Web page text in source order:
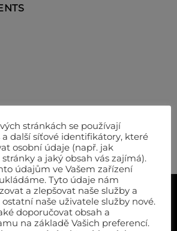
O NÁKUPU
Doprava a platba
stránkách se používají
a další síťové identifikátory, které
osobní údaje (např. jak
a jaký obsah vás zajímá).
údajům ve Vašem zařízení
Tyto údaje nám
a zlepšovat naše služby a
ostatní naše uživatele služby nové.
doporučovat obsah a
na základě Vašich preferencí.